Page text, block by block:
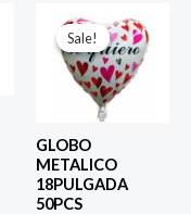
Sale!
Sale!
GLOBO
METALICO
18PULGADA
50PCS
precio
original
era:
$ 4.000.